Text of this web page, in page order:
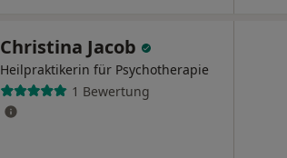
Christina Jacob
Heilpraktikerin für Psychotherapie
1 Bewertung